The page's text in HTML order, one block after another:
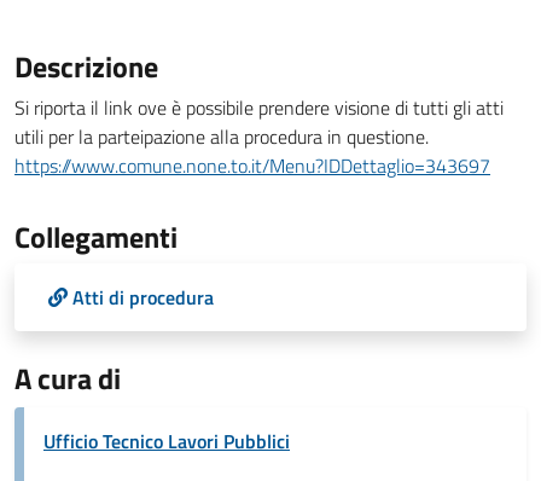
Descrizione
Si riporta il link ove è possibile prendere visione di tutti gli atti
utili per la parteipazione alla procedura in questione.
https://www.comune.none.to.it/Menu?IDDettaglio=343697
Collegamenti
Atti di procedura
A cura di
Ufficio Tecnico Lavori Pubblici